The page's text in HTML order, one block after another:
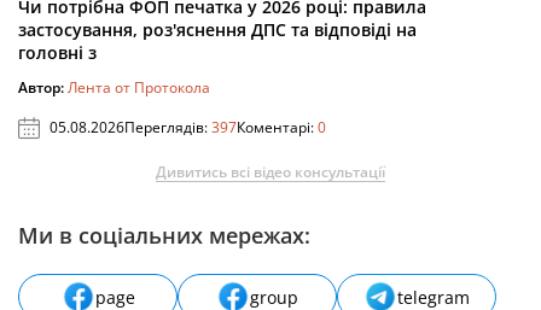
Чи потрібна ФОП печатка у 2026 році: правила
застосування, роз'яснення ДПС та відповіді на
головні з
Автор:Лента от Протокола
05.08.2026Переглядів:397Коментарі:0
Дивитись всі відео консультації
Ми в соціальних мережах:
page group
telegram